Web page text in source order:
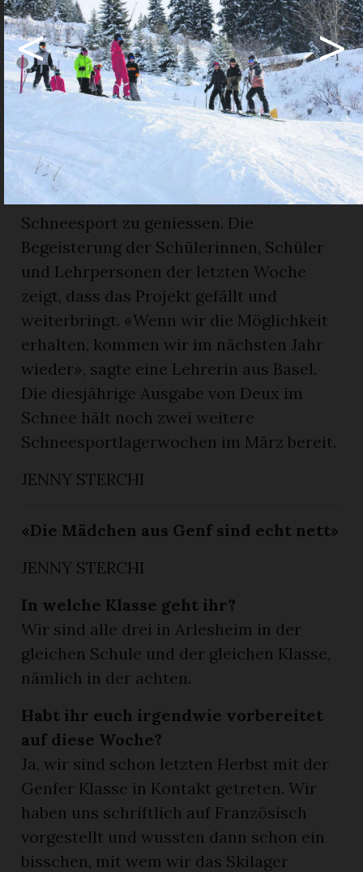
erfreulich gross. In diesem Jahr bieten
Grindelwald und das Saanenland die
Möglichkeit eines zweisprachigen
Schneesportlagers. Vor acht Jahren
kamen im Rahmen eines Pilotprojektes
die ersten Schülerinnen und Schüler ins
Saanenland, um hier im
deutschfranzösischen Austausch den
Schneesport zu geniessen. Die
Begeisterung der Schülerinnen, Schüler
und Lehrpersonen der letzten Woche
zeigt, dass das Projekt gefällt und
weiterbringt. «Wenn wir die Möglichkeit
erhalten, kommen wir im nächsten Jahr
wieder», sagte eine Lehrerin aus Basel.
Die diesjährige Ausgabe von Deux im
Schnee hält noch zwei weitere
Schneesportlagerwochen im März bereit.
JENNY STERCHI
«Die Mädchen aus Genf sind echt nett»
JENNY STERCHI
In welche Klasse geht ihr?
Wir sind alle drei in Arlesheim in der
gleichen Schule und der gleichen Klasse,
nämlich in der achten.
Habt ihr euch irgendwie vorbereitet
auf diese Woche?
Ja, wir sind schon letzten Herbst mit der
Genfer Klasse in Kontakt getreten. Wir
haben uns schriftlich auf Französisch
vorgestellt und wussten dann schon ein
bisschen, mit wem wir das Skilager
< >